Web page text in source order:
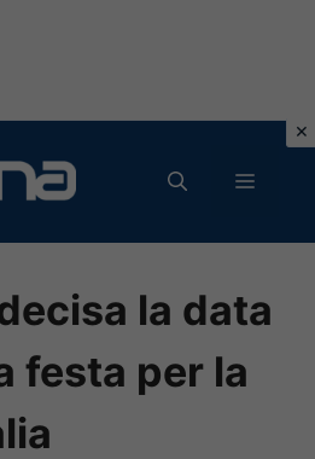
MENU
la data
festa per la